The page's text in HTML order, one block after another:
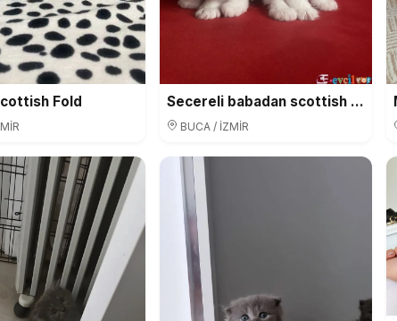
Fold Secereli babadan scottish fold red point
BUCA / İZMİR